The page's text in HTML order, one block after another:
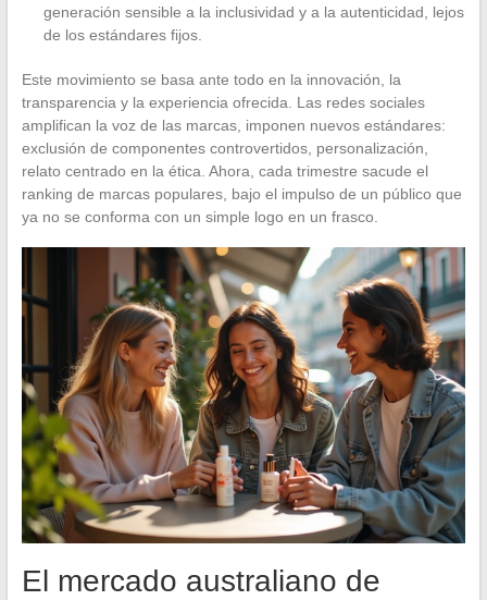
generación sensible a la inclusividad y a la autenticidad, lejos
de los estándares fijos.
Este movimiento se basa ante todo en la innovación, la
transparencia y la experiencia ofrecida. Las redes sociales
amplifican la voz de las marcas, imponen nuevos estándares:
exclusión de componentes controvertidos, personalización,
relato centrado en la ética. Ahora, cada trimestre sacude el
ranking de marcas populares, bajo el impulso de un público que
ya no se conforma con un simple logo en un frasco.
El mercado australiano de